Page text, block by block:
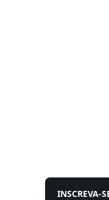
INSCREVA-